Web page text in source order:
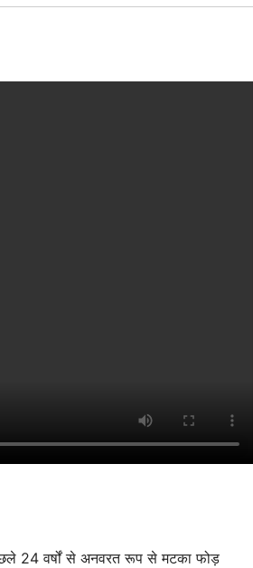
24 वर्षों से अनवरत रूप से मटका फोड़